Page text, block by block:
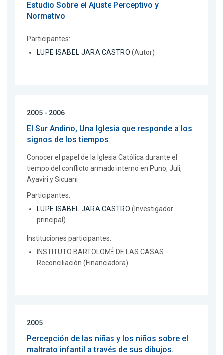
Estudio Sobre el Ajuste Perceptivo y
Normativo
Participantes:
LUPE ISABEL JARA CASTRO (Autor)
2005 - 2006
El Sur Andino, Una Iglesia que responde a los
signos de los tiempos
Conocer el papel de la Iglesia Católica durante el
tiempo del conflicto armado interno en Puno, Juli,
Ayaviri y Sicuani
Participantes:
LUPE ISABEL JARA CASTRO (Investigador
principal)
Instituciones participantes:
INSTITUTO BARTOLOMÉ DE LAS CASAS -
Reconciliación (Financiadora)
2005
Percepción de las niñas y los niños sobre el
maltrato infantil a través de sus dibujos.